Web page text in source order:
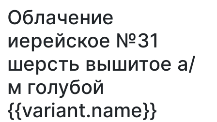
Облачение
иерейское №31
шерсть вышитое а/
м голубой
{{variant.name}}